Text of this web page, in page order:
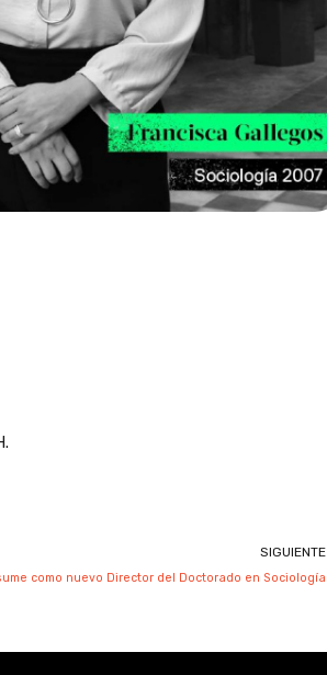
SIGUIENTE
como nuevo Director del Doctorado en Sociología